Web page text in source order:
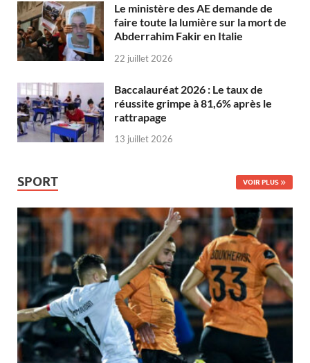
Le ministère des AE demande de
faire toute la lumière sur la mort de
Abderrahim Fakir en Italie
22 juillet 2026
Baccalauréat 2026 : Le taux de
réussite grimpe à 81,6% après le
rattrapage
13 juillet 2026
SPORT VOIR PLUS